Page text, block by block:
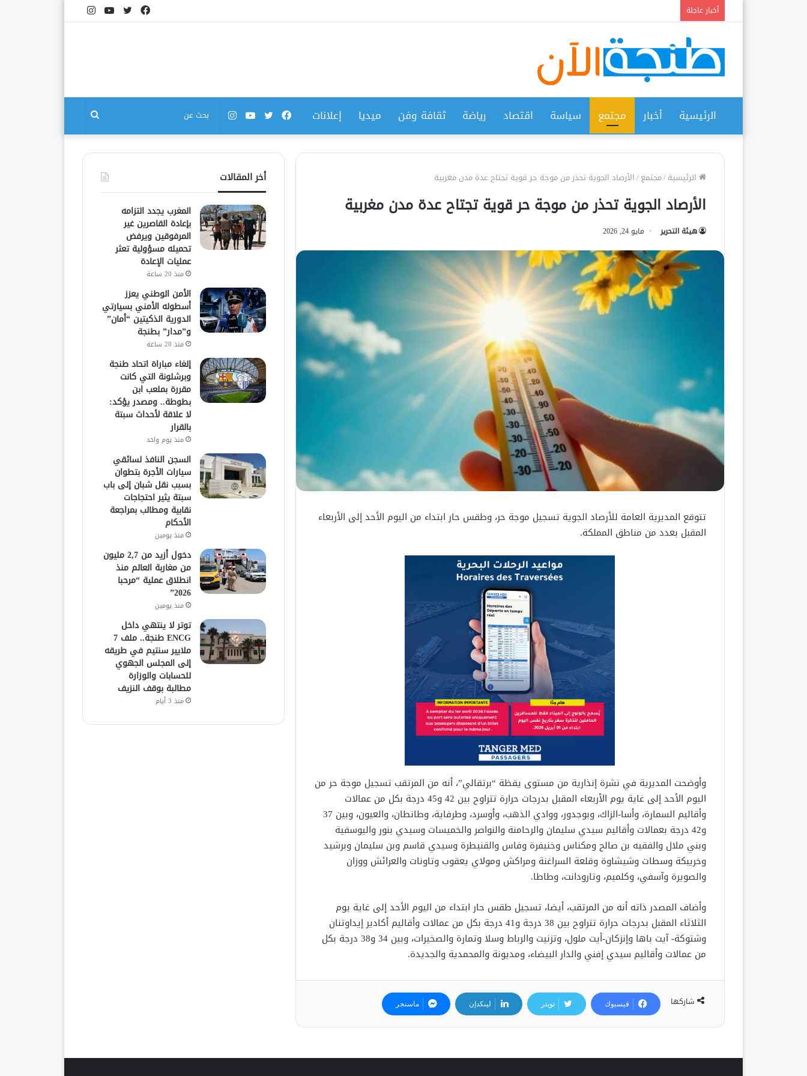
أخبار عاجلة انستقراميوتيوبتويتر
فيسبوك
الرئيسية أخبار مجتمع سياسة اقتصاد رياضة ثقافة وفن ميديا إعلانات بحث
عن
انستقراميوتيوبتويتر
فيسبوك
الرئيسية/مجتمع/الأرصاد الجوية تحذر من موجة حر قوية تجتاح عدة مدن مغربية
الأرصاد الجوية تحذر من موجة حر قوية تجتاح عدة مدن مغربية
هيئة التحرير مايو 24, 2026
تتوقع المديرية العامة للأرصاد الجوية تسجيل موجة حر، وطقس حار ابتداء من اليوم الأحد إلى الأربعاء
المقبل بعدد من مناطق المملكة.
وأوضحت المديرية في نشرة إنذارية من مستوى يقظة “برتقالي”، أنه من المرتقب تسجيل موجة حر من
اليوم الأحد إلى غاية يوم الأربعاء المقبل بدرجات حرارة تتراوح بين 42 و45 درجة بكل من عمالات
وأقاليم السمارة، وأسا-الزاك، وبوجدور، ووادي الذهب، وأوسرد، وطرفاية، وطانطان، والعيون، وبين 37
و42 درجة بعمالات وأقاليم سيدي سليمان والرحامنة والنواصر والخميسات وسيدي بنور واليوسفية
وبني ملال والفقيه بن صالح ومكناس وخنيفرة وفاس والقنيطرة وسيدي قاسم وبن سليمان وبرشيد
وخريبكة وسطات وشيشاوة وقلعة السراغنة ومراكش ومولاي يعقوب وتاونات والعرائش ووزان
والصويرة وآسفي، وكلميم، وتارودانت، وطاطا.
وأضاف المصدر ذاته أنه من المرتقب، أيضا، تسجيل طقس حار ابتداء من اليوم الأحد إلى غاية يوم
الثلاثاء المقبل بدرجات حرارة تتراوح بين 38 درجة و41 درجة بكل من عمالات وأقاليم أكادير إيداوتنان
وشتوكة- آيت باها وإنزكان-أيت ملول، وتزنيت والرباط وسلا وتمارة والصخيرات، وبين 34 و38 درجة بكل
من عمالات وأقاليم سيدي إفني والدار البيضاء، ومديونة والمحمدية والجديدة.
شاركها فيسبوك تويتر لينكدإن ماسنجر
أخر المقالات
المغرب يجدد التزامه
بإعادة القاصرين غير
المرفوقين ويرفض
تحميله مسؤولية تعثر
عمليات الإعادة
منذ 20 ساعة
الأمن الوطني يعزز
أسطوله الأمني بسيارتي
الدورية الذكيتين “أمان”
و”مدار” بطنجة
منذ 20 ساعة
إلغاء مباراة اتحاد طنجة
وبرشلونة التي كانت
مقررة بملعب ابن
بطوطة.. ومصدر يؤكد:
لا علاقة لأحداث سبتة
بالقرار
منذ يوم واحد
السجن النافذ لسائقي
سيارات الأجرة بتطوان
بسبب نقل شبان إلى باب
سبتة يثير احتجاجات
نقابية ومطالب بمراجعة
الأحكام
منذ يومين
دخول أزيد من 2,7 مليون
من مغاربة العالم منذ
انطلاق عملية “مرحبا
2026”
منذ يومين
توتر لا ينتهي داخل
ENCG طنجة.. ملف 7
ملايير سنتيم في طريقه
إلى المجلس الجهوي
للحسابات والوزارة
مطالبة بوقف النزيف
منذ 3 أيام